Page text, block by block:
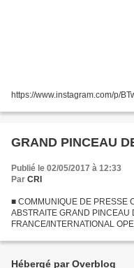
https://www.instagram.com/p/
GRAND
Publié le 02/05/2017 à 12:33
Par CRI
■ COMMUNIQUE DE PRESSE
ABSTRAITE GRAND
FRANCE/INTERNATIONAL
FRANCE" CANNES 2017
Hébergé par Overblog